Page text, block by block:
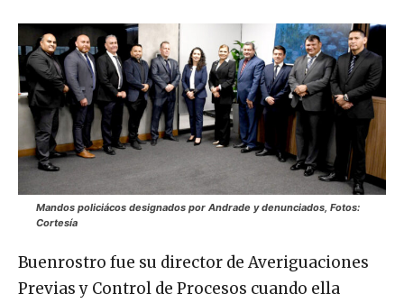
Mandos policiácos designados por Andrade y denunciados, Fotos:
Cortesía
Buenrostro fue su director de Averiguaciones
Previas y Control de Procesos cuando ella